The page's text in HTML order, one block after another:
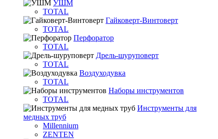
УШМ
TOTAL
Гайковерт-Винтоверт
TOTAL
Перфоратор
TOTAL
Дрель-шуруповерт
TOTAL
Воздуходувка
TOTAL
Наборы инструментов
TOTAL
Инструменты для
медных труб
Millennium
ZENTEN